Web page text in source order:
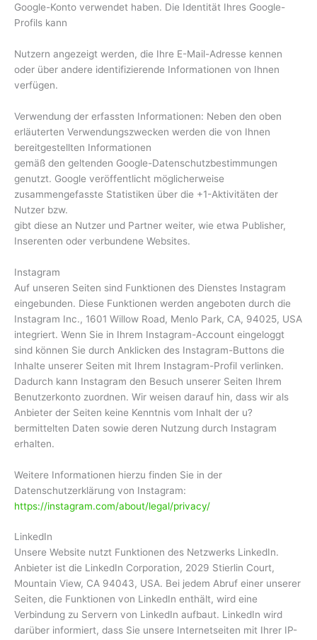
Google-Konto verwendet haben. Die Identität Ihres Google-
Profils kann
Nutzern angezeigt werden, die Ihre E-Mail-Adresse kennen
oder über andere identifizierende Informationen von Ihnen
verfügen.
Verwendung der erfassten Informationen: Neben den oben
erläuterten Verwendungszwecken werden die von Ihnen
bereitgestellten Informationen
gemäß den geltenden Google-Datenschutzbestimmungen
genutzt. Google veröffentlicht möglicherweise
zusammengefasste Statistiken über die +1-Aktivitäten der
Nutzer bzw.
gibt diese an Nutzer und Partner weiter, wie etwa Publisher,
Inserenten oder verbundene Websites.
Instagram
Auf unseren Seiten sind Funktionen des Dienstes Instagram
eingebunden. Diese Funktionen werden angeboten durch die
Instagram Inc., 1601 Willow Road, Menlo Park, CA, 94025, USA
integriert. Wenn Sie in Ihrem Instagram-Account eingeloggt
sind können Sie durch Anklicken des Instagram-Buttons die
Inhalte unserer Seiten mit Ihrem Instagram-Profil verlinken.
Dadurch kann Instagram den Besuch unserer Seiten Ihrem
Benutzerkonto zuordnen. Wir weisen darauf hin, dass wir als
Anbieter der Seiten keine Kenntnis vom Inhalt der u?
bermittelten Daten sowie deren Nutzung durch Instagram
erhalten.
Weitere Informationen hierzu finden Sie in der
Datenschutzerklärung von Instagram:
https://instagram.com/about/legal/privacy/
LinkedIn
Unsere Website nutzt Funktionen des Netzwerks LinkedIn.
Anbieter ist die LinkedIn Corporation, 2029 Stierlin Court,
Mountain View, CA 94043, USA. Bei jedem Abruf einer unserer
Seiten, die Funktionen von LinkedIn enthält, wird eine
Verbindung zu Servern von LinkedIn aufbaut. LinkedIn wird
darüber informiert, dass Sie unsere Internetseiten mit Ihrer IP-